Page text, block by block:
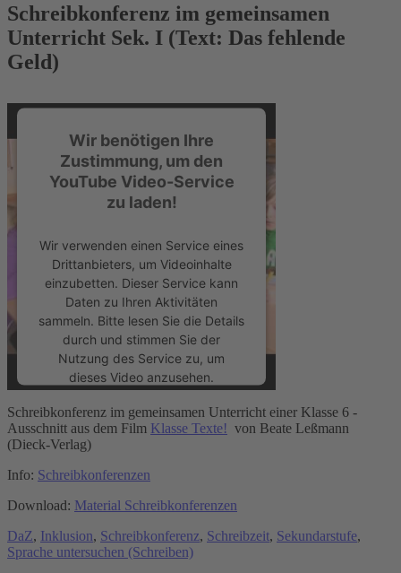
Schreibkonferenz im gemeinsamen
Unterricht Sek. I (Text: Das fehlende
Geld)
Wir benötigen Ihre
Zustimmung, um den
YouTube Video-Service
zu laden!
Wir verwenden einen Service eines
Drittanbieters, um Videoinhalte
einzubetten. Dieser Service kann
Daten zu Ihren Aktivitäten
sammeln. Bitte lesen Sie die Details
durch und stimmen Sie der
Nutzung des Service zu, um
dieses Video anzusehen.
Mehr Informationen
Akzeptieren
powered byUsercentrics Consent
Schreibkonferenz im gemeinsamen Unterricht einer Klasse 6 -
Ausschnitt aus dem Film Klasse Texte! von Beate Leßmann
(Dieck-Verlag)
Info: Schreibkonferenzen
Download: Material Schreibkonferenzen
DaZ, Inklusion, Schreibkonferenz, Schreibzeit, Sekundarstufe,
Sprache untersuchen (Schreiben)